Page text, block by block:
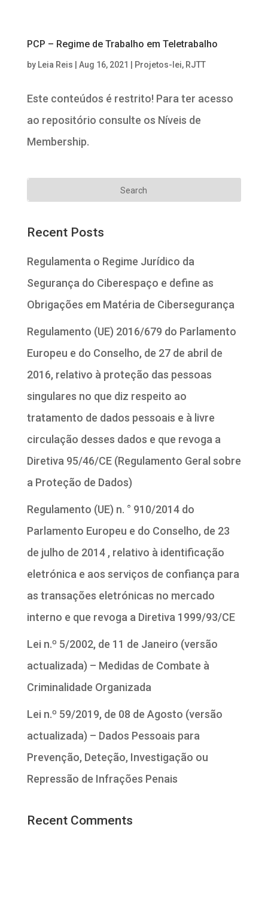
PCP – Regime de Trabalho em Teletrabalho
by Leia Reis Aug 16, 2021 Projetos-lei, RJTT
Este conteúdos é restrito! Para ter acesso
ao repositório consulte os Níveis de
Membership.
Recent Posts
Regulamenta o Regime Jurídico da
Segurança do Ciberespaço e define as
Obrigações em Matéria de Cibersegurança
Regulamento (UE) 2016/679 do Parlamento
Europeu e do Conselho, de 27 de abril de
2016, relativo à proteção das pessoas
singulares no que diz respeito ao
tratamento de dados pessoais e à livre
circulação desses dados e que revoga a
Diretiva 95/46/CE (Regulamento Geral sobre
a Proteção de Dados)
Regulamento (UE) n. ° 910/2014 do
Parlamento Europeu e do Conselho, de 23
de julho de 2014 , relativo à identificação
eletrónica e aos serviços de confiança para
as transações eletrónicas no mercado
interno e que revoga a Diretiva 1999/93/CE
Lei n.º 5/2002, de 11 de Janeiro (versão
actualizada) – Medidas de Combate à
Criminalidade Organizada
Lei n.º 59/2019, de 08 de Agosto (versão
actualizada) – Dados Pessoais para
Prevenção, Deteção, Investigação ou
Repressão de Infrações Penais
Recent Comments